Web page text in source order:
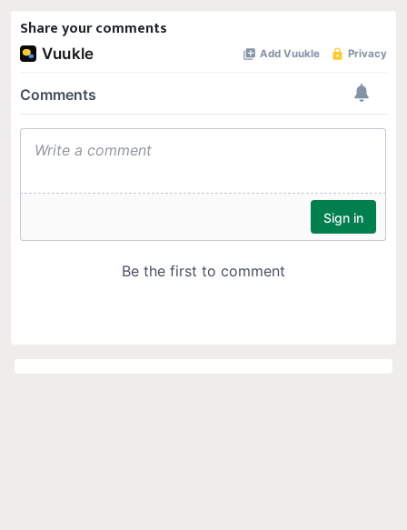
Share your comments